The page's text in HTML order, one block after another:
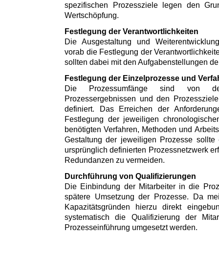
spezifischen Prozessziele legen den
Wertschöpfung.
Festlegung der Verantwortlichkeiten
Die Ausgestaltung und
vorab die Festlegung der
sollten dabei mit den Aufgabenstellungen
Festlegung der Einzelprozesse und
Die Prozessumfänge sind von
Prozessergebnissen und den
definiert. Das Erreichen der
Festlegung der jeweiligen
benötigten Verfahren, Methoden und
Gestaltung der jeweiligen Prozesse
ursprünglich definierten Prozessnetzwerk
Redundanzen zu vermeiden.
Durchführung von Qualifizierungen
Die Einbindung der Mitarbeiter in die
spätere Umsetzung der Prozesse. Da
Kapazitätsgründen hierzu direkt
systematisch die Qualifizierung der
Prozesseinführung umgesetzt werden.